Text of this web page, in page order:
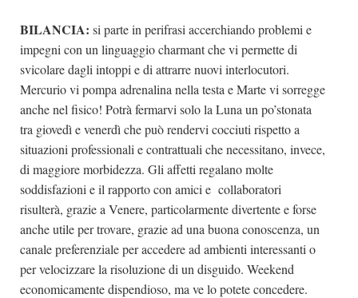
BILANCIA: si parte in perifrasi accerchiando problemi e
impegni con un linguaggio charmant che vi permette di
svicolare dagli intoppi e di attrarre nuovi interlocutori.
Mercurio vi pompa adrenalina nella testa e Marte vi sorregge
anche nel fisico! Potrà fermarvi solo la Luna un po’stonata
tra giovedì e venerdì che può rendervi cocciuti rispetto a
situazioni professionali e contrattuali che necessitano, invece,
di maggiore morbidezza. Gli affetti regalano molte
soddisfazioni e il rapporto con amici e collaboratori
risulterà, grazie a Venere, particolarmente divertente e forse
anche utile per trovare, grazie ad una buona conoscenza, un
canale preferenziale per accedere ad ambienti interessanti o
per velocizzare la risoluzione di un disguido. Weekend
economicamente dispendioso, ma ve lo potete concedere.